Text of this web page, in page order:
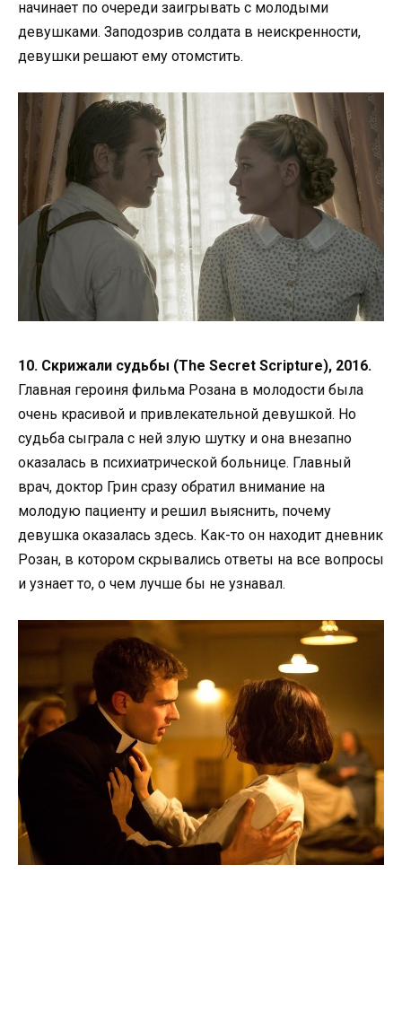
начинает по очереди заигрывать с молодыми
девушками. Заподозрив солдата в неискренности,
девушки решают ему отомстить.
10. Скрижали судьбы (The Secret Scripture), 2016.
Главная героиня фильма Розана в молодости была
очень красивой и привлекательной девушкой. Но
судьба сыграла с ней злую шутку и она внезапно
оказалась в психиатрической больнице. Главный
врач, доктор Грин сразу обратил внимание на
молодую пациенту и решил выяснить, почему
девушка оказалась здесь. Как-то он находит дневник
Розан, в котором скрывались ответы на все вопросы
и узнает то, о чем лучше бы не узнавал.